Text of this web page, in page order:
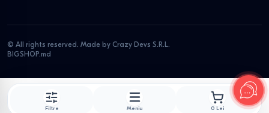
recomandăm să țineți cont de condițiile reale de utilizare
zgomot și consumul de resurse. O alegere corectă asigură
confort, funcționare stabilă și economii vizibile pe termen
© All rights reserved. Made by Crazy Devs S.R.L.
BIGSHOP.md
Filtre Meniu 0 Lei